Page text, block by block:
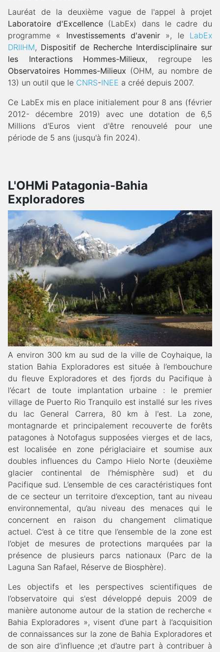
Lauréat de la deuxième vague de l'appel à projet
Laboratoire d'Excellence(LabEx) dans le cadre du
programme « Investissements d'avenir », le LabEx
DRIIHM, Dispositif de Recherche Interdisciplinaire sur
les Interactions Hommes-Milieux, regroupe les
Observatoires Hommes-Milieux (OHM, au nombre de
13) un outil que le CNRS-INEE a créé depuis 2007.
Ce LabEx mis en place initialement pour 8 ans (février
2012- décembre 2019) avec une dotation de 6,5
Millions d'Euros vient d'être renouvelé pour une
période de 5 ans (jusqu'à fin 2024).
L'OHMi Patagonia-Bahia
Exploradores
A environ 300 km au sud de la ville de Coyhaique, la
station Bahia Exploradores est située à l’embouchure
du fleuve Exploradores et des fjords du Pacifique à
l’écart de toute implantation urbaine : le premier
village de Puerto Rio Tranquilo est installé sur les rives
du lac General Carrera, 80 km à l'est. La zone,
montagnarde et principalement recouverte de forêts
patagones à Notofagus supposées vierges et de lacs,
est localisée en zone périglaciaire et soumise aux
doubles influences du Campo Hielo Norte (deuxième
glacier continental de l’hémisphère sud) et du
Pacifique sud. L’ensemble de ces caractéristiques font
de ce secteur un territoire d’exception, tant au niveau
environnemental, qu’au niveau des menaces qui le
concernent en raison du changement climatique
actuel. C’est à ce titre que l’ensemble de la zone est
l’objet de mesures de protections marquées par la
présence de plusieurs parcs nationaux (Parc de la
Laguna San Rafael, Réserve de Biosphère).
Les objectifs et les perspectives scientifiques de
l’observatoire qui s'est développé depuis 2009 de
manière autonome autour de la station de recherche «
Bahia Exploradores », visent d’une part à l’acquisition
de connaissances sur la zone de Bahia Exploradores et
de son aire d’influence ;et d’autre part à contribuer à